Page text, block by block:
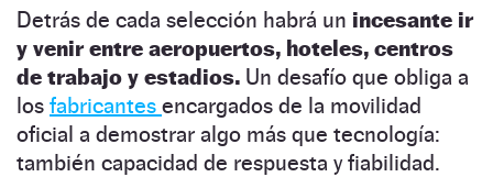
Detrás de cada selección habrá un incesante ir
y venir entre aeropuertos, hoteles, centros
de trabajo y estadios. Un desafío que obliga a
los fabricantes encargados de la movilidad
oficial a demostrar algo más que tecnología:
también capacidad de respuesta y fiabilidad.